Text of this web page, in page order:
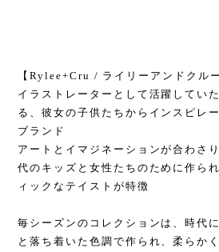
【Rylee+Cru / ライリーアンドクルー
イラストレーターとして活躍してい
る、彼女の子供たちからインスピレ
ブランド
アートとイマジネーションが合わさ
代のキッズと女性たちのために作ら
ィックなテイストが特徴
毎シーズンのコレクションは、時代
と落ち着いた色調で作られ、柔らか